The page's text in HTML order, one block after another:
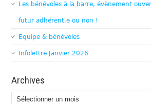
Les bénévoles à la barre, évènement
futur adhérent.e ou non !
Equipe & bénévoles
Infolettre Janvier 2026
Archives
Archives